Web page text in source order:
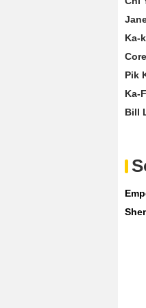
Ka-
Pik
Ka-
Bill